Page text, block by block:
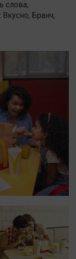
слова,
Бранч,